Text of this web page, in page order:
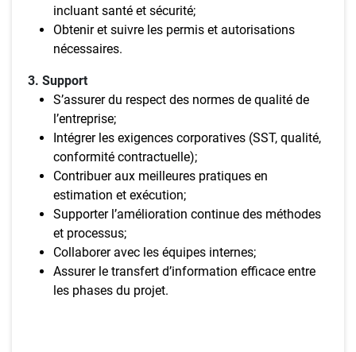
incluant santé et sécurité;
Obtenir et suivre les permis et autorisations
nécessaires.
3. Support
S’assurer du respect des normes de qualité de
l’entreprise;
Intégrer les exigences corporatives (SST, qualité,
conformité contractuelle);
Contribuer aux meilleures pratiques en
estimation et exécution;
Supporter l’amélioration continue des méthodes
et processus;
Collaborer avec les équipes internes;
Assurer le transfert d’information efficace entre
les phases du projet.